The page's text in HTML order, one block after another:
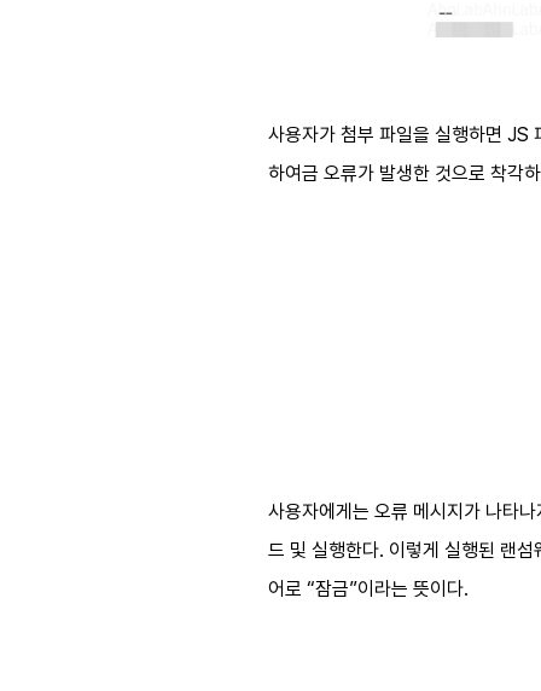
사용자가 첨부 파일을 실행하면 JS
하여금 오류가 발생한 것으로 착각
사용자에게는 오류 메시지가 나타
드 및 실행한다. 이렇게 실행된 랜
어로 “잠금”이라는 뜻이다.